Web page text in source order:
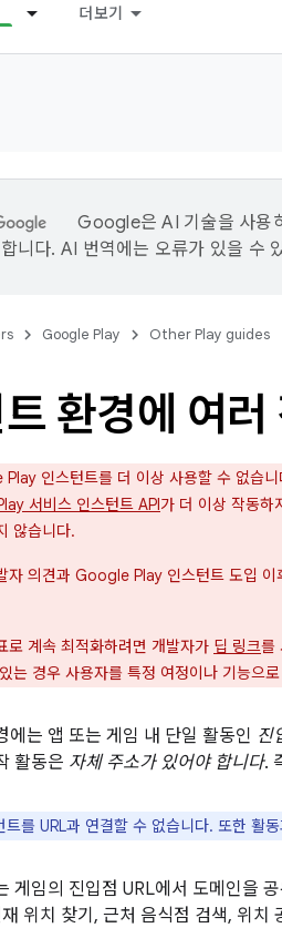
더보기
Google은 AI 기술을 사용
니다. AI 번역에는 오류가 있을 수
Google Play Other Play guides
환경에 여러
인스턴트를 더 이상 사용할 수 없습
서비스 인스턴트 API가 더 이상 작동하
않습니다.
자 의견과 Google Play 인스턴트 도입
로 계속 최적화하려면 개발자가 딥 링크를
는 경우 사용자를 특정 여정이나 기능으
에는 앱 또는 게임 내 단일 활동인 진
활동은 자체 주소가 있어야 합니다.
트를 URL과 연결할 수 없습니다. 또한 활
게임의 진입점 URL에서 도메인을
위치 찾기, 근처 음식점 검색, 위